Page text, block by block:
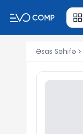
Əsas Səhifə